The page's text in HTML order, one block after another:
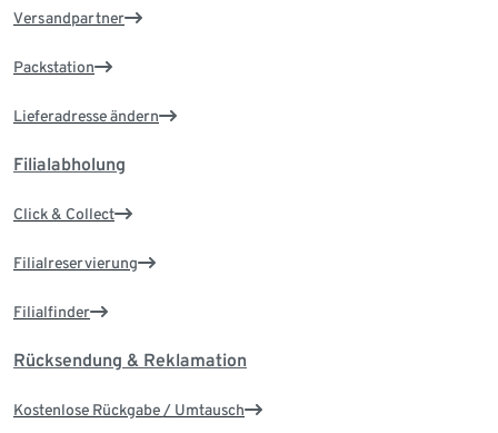
Versandpartner
Packstation
Lieferadresse ändern
Filialabholung
Click & Collect
Filialreservierung
Filialfinder
Rücksendung & Reklamation
Kostenlose Rückgabe / Umtausch